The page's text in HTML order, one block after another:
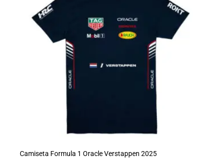
Camiseta Formula 1 Oracle Verstappen 2025